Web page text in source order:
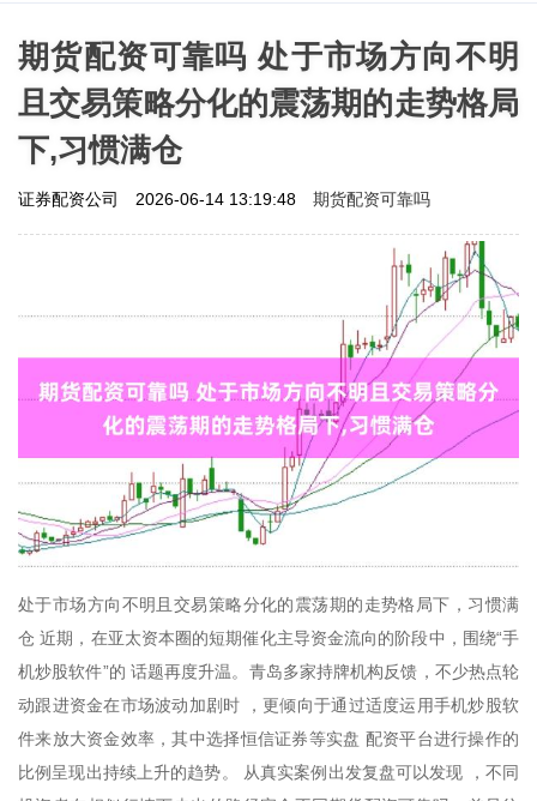
期货配资可靠吗 处于市场方向不明
且交易策略分化的震荡期的走势格局
下,习惯满仓
证券配资公司 2026-06-14 13:19:48 期货配资可靠吗
处于市场方向不明且交易策略分化的震荡期的走势格局下，习惯满
仓 近期，在亚太资本圈的短期催化主导资金流向的阶段中，围绕“手
机炒股软件”的 话题再度升温。青岛多家持牌机构反馈，不少热点轮
动跟进资金在市场波动加剧时 ，更倾向于通过适度运用手机炒股软
件来放大资金效率，其中选择恒信证券等实盘 配资平台进行操作的
比例呈现出持续上升的趋势。 从真实案例出发复盘可以发现 ，不同